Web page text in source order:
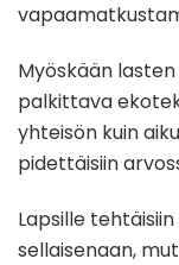
Myöskään
palkittava
yhteisön kuin
pidettäisiin
Lapsille
sellaisenaan,